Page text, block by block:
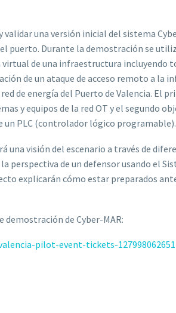
una versión inicial del sistema
puerto. Durante la demostración se
de una infraestructura incluyendo
de un ataque de acceso remoto a la
de energía del Puerto de Valencia. El
y equipos de la red OT y el segundo
PLC (controlador lógico programable).
una visión del escenario a través de
perspectiva de un defensor usando el
explicarán cómo estar preparados
de Cyber-MAR:
pilot-event-tickets-127998062651